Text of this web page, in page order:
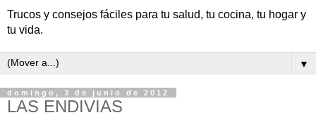
Trucos y consejos fáciles para tu salud, tu cocina, tu hogar y
tu vida.
▼
domingo, 3 de junio de 2012
LAS ENDIVIAS